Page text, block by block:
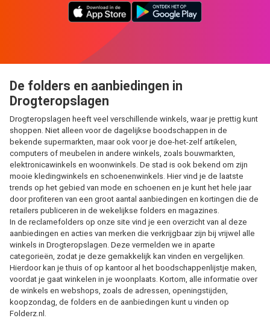
De folders en aanbiedingen in
Drogteropslagen
Drogteropslagen heeft veel verschillende winkels, waar je prettig kunt
shoppen. Niet alleen voor de dagelijkse boodschappen in de
bekende supermarkten, maar ook voor je doe-het-zelf artikelen,
computers of meubelen in andere winkels, zoals bouwmarkten,
elektronicawinkels en woonwinkels. De stad is ook bekend om zijn
mooie kledingwinkels en schoenenwinkels. Hier vind je de laatste
trends op het gebied van mode en schoenen en je kunt het hele jaar
door profiteren van een groot aantal aanbiedingen en kortingen die de
retailers publiceren in de wekelijkse folders en magazines.
In de reclamefolders op onze site vind je een overzicht van al deze
aanbiedingen en acties van merken die verkrijgbaar zijn bij vrijwel alle
winkels in Drogteropslagen. Deze vermelden we in aparte
categorieën, zodat je deze gemakkelijk kan vinden en vergelijken.
Hierdoor kan je thuis of op kantoor al het boodschappenlijstje maken,
voordat je gaat winkelen in je woonplaats. Kortom, alle informatie over
de winkels en webshops, zoals de adressen, openingstijden,
koopzondag, de folders en de aanbiedingen kunt u vinden op
Folderz.nl.